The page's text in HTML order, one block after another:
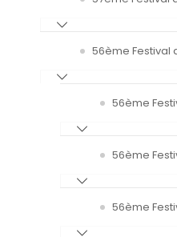
56ème Festival
56ème
56ème
56ème